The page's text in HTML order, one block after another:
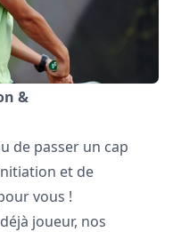
&
de passer un cap
et de
vous !
joueur, nos